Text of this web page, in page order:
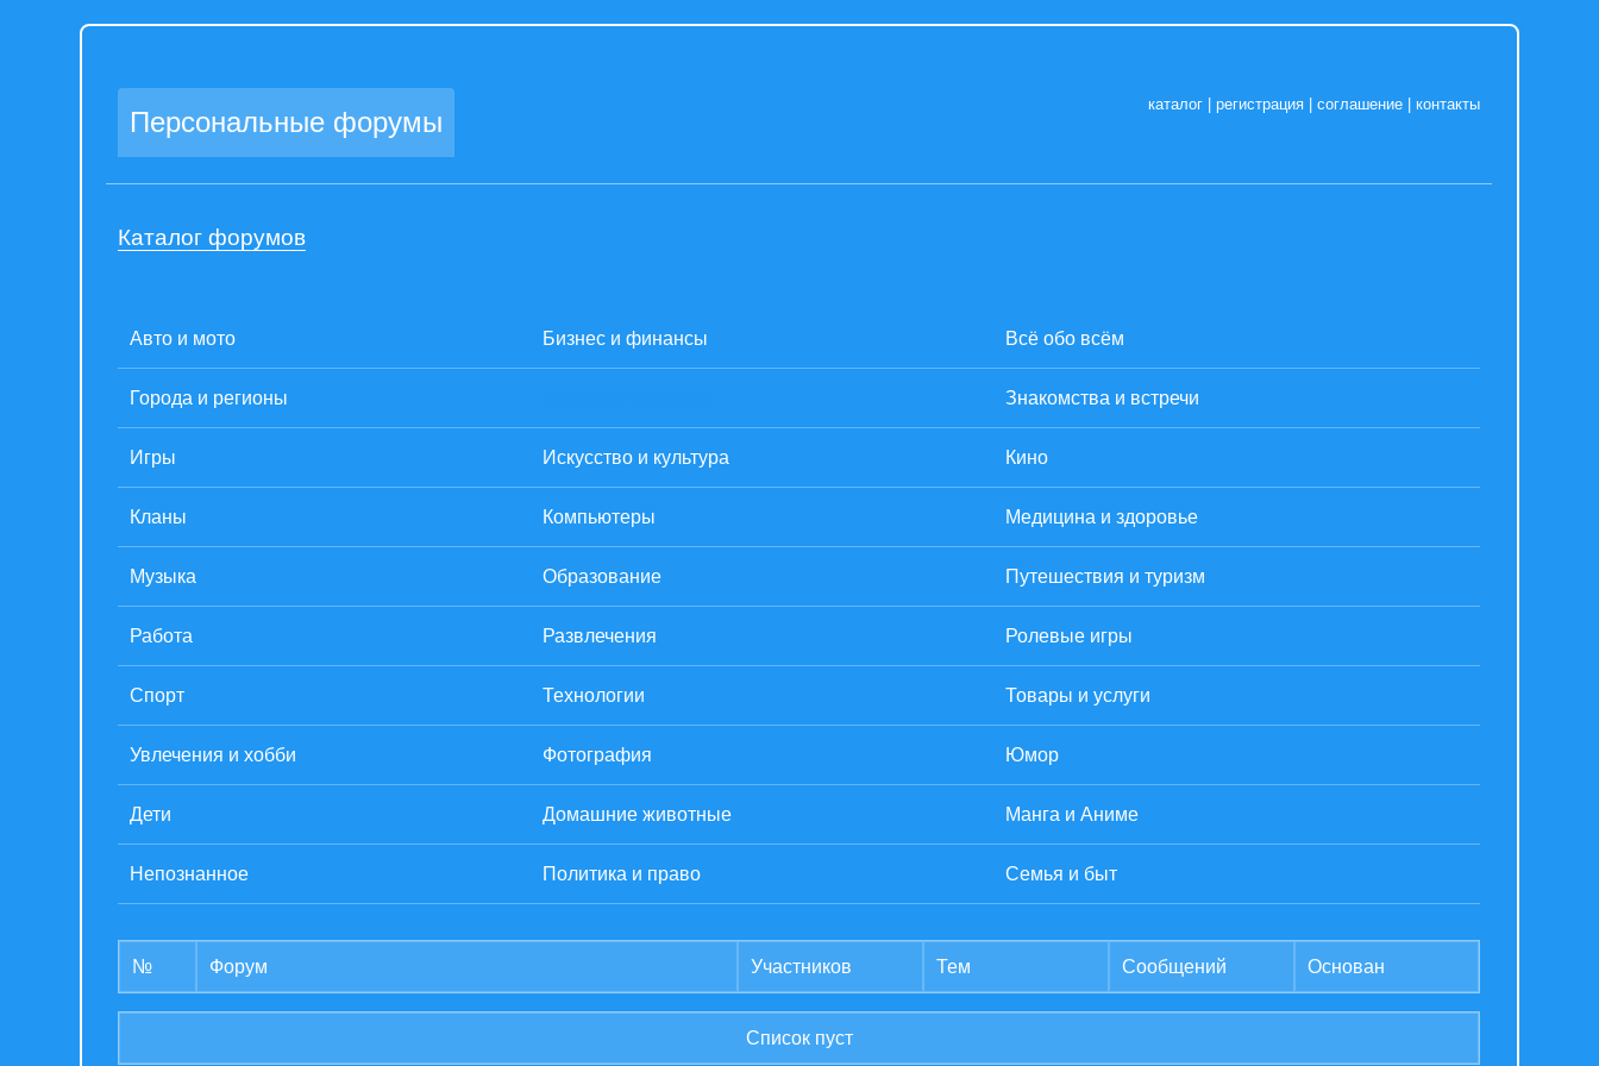
Персональные форумы
каталог |регистрация |соглашение |контакты
Каталог форумов
Авто и мото Бизнес и финансы Всё обо всём
Города и регионы Знакомства и встречи
Игры Искусство и культура Кино
Кланы Компьютеры Медицина и здоровье
Музыка Образование Путешествия и туризм
Работа Развлечения Ролевые игры
Спорт Технологии Товары и услуги
Увлечения и хобби Фотография Юмор
Дети Домашние животные Манга и Аниме
Непознанное Политика и право Семья и быт
№ Форум Участников Тем Сообщений Основан
Список пуст